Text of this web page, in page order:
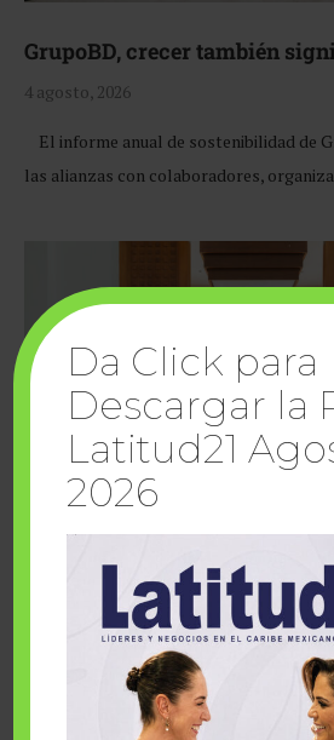
GrupoBD, crecer también
4 agosto, 2026
El informe anual de sostenibilidad de
las alianzas con colaboradores,
Cuando la solidaridad inspira;
sueños Fairmont Mayakoba
Da Click para
Descargar la
Latitud21
2026